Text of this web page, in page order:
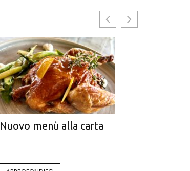
Nuovo menù alla carta